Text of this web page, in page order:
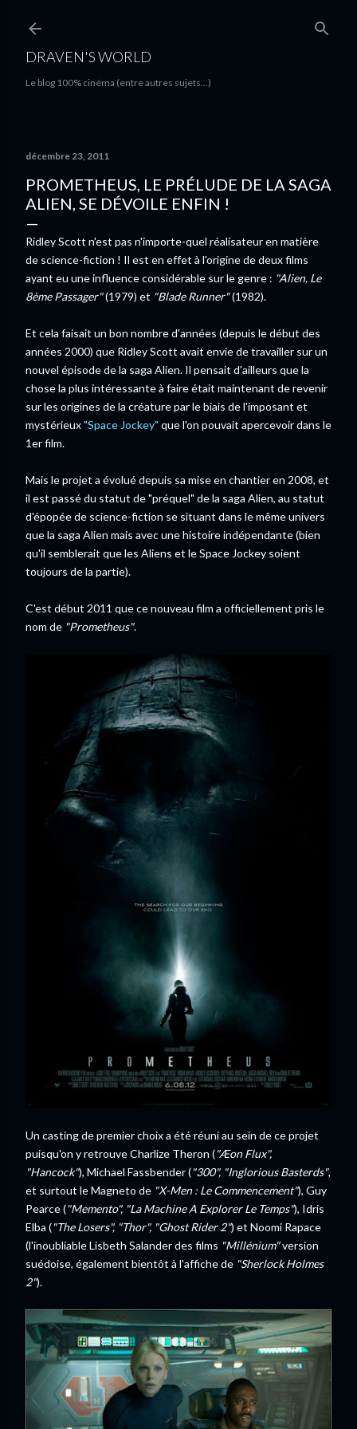
DRAVEN'S WORLD
Le blog 100% cinéma (entre autres sujets...)
décembre 23, 2011
PROMETHEUS, LE PRÉLUDE DE LA SAGA
ALIEN, SE DÉVOILE ENFIN !
Ridley Scott n'est pas n'importe-quel réalisateur en matière
de science-fiction ! Il est en effet à l'origine de deux films
ayant eu une influence considérable sur le genre : "Alien, Le
8ème Passager"(1979) et "Blade Runner"(1982).
Et cela faisait un bon nombre d'années (depuis le début des
années 2000) que Ridley Scott avait envie de travailler sur un
nouvel épisode de la saga Alien. Il pensait d'ailleurs que la
chose la plus intéressante à faire était maintenant de revenir
sur les origines de la créature par le biais de l'imposant et
mystérieux"Space Jockey" que l'on pouvait apercevoir dans le
1er film.
Mais le projet a évolué depuis sa mise en chantier en 2008, et
il est passé du statut de "préquel" de la saga Alien, au statut
d'épopée de science-fiction se situant dans le même univers
que la saga Alien mais avec une histoire indépendante (bien
qu'il semblerait que les Aliens et le Space Jockey soient
toujours de la partie).
C'est début 2011 que ce nouveau film a officiellement pris le
nom de "Prometheus".
Un casting de premier choix a été réuni au sein de ce projet
puisqu'on y retrouve Charlize Theron ("Æon Flux",
"Hancock"), Michael Fassbender ("300", "Inglorious Basterds",
et surtout le Magneto de "X-Men : Le Commencement"), Guy
Pearce ("Memento", "La Machine A Explorer Le Temps"), Idris
Elba ("The Losers", "Thor", "Ghost Rider 2") et Noomi Rapace
(l'inoubliable Lisbeth Salander des films "Millénium"version
suédoise, également bientôt à l'affiche de "Sherlock Holmes
2").